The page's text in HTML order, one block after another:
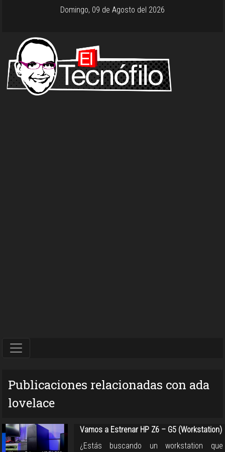
Domingo, 09 de Agosto del 2026
Publicaciones relacionadas con ada
lovelace
Vamos a Estrenar HP Z6 – G5 (Workstation)
¿Estás buscando un workstation que